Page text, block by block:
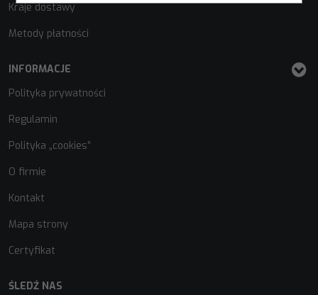
Kraje dostawy
Metody płatności
INFORMACJE
Polityka prywatności
Regulamin
Polityka „cookies”
O firmie
Kontakt
Mapa strony
Certyfikat
ŚLEDŹ NAS